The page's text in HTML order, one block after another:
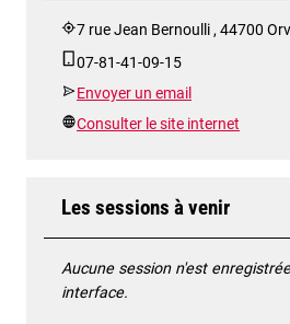
7 rue Jean Bernoulli , 44700
07-81-41-09-15
Envoyer un email
Consulter le site internet
Les sessions à venir
Aucune session n'est
interface.